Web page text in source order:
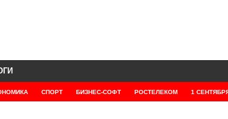
СПОРТ БИЗНЕС-СОФТ РОСТЕЛЕКОМ 1